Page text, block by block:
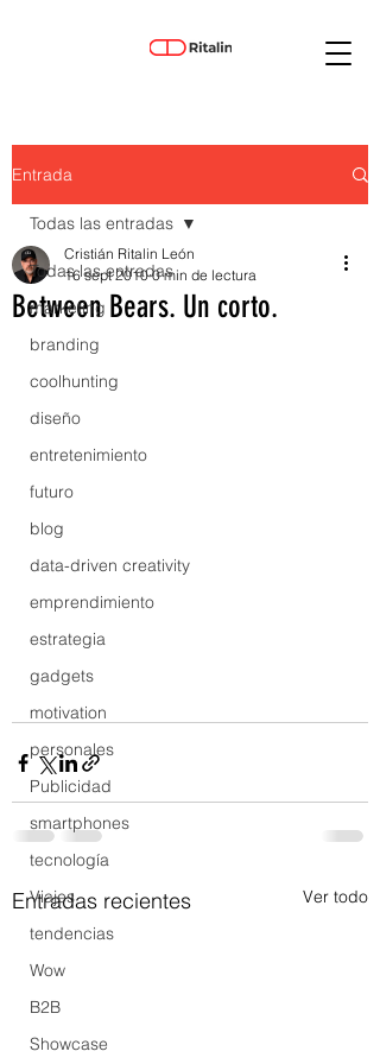
Entrada
Todas las entradas
marketing
branding
coolhunting
diseño
entretenimiento
futuro
blog
data-driven creativity
emprendimiento
estrategia
gadgets
motivation
personales
Publicidad
smartphones
tecnología
Viajes
tendencias
Wow
B2B
Showcase
Todas las entradas
Between Bears. Un corto.
Cristián Ritalin León
16 sept 2010 0 min de lectura
Entradas recientes Ver todo